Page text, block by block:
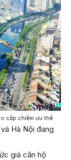
cấp chiếm ưu thế
Hà Nội đang
giá căn hộ